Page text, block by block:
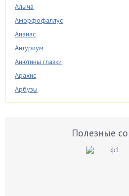
Алыча
Аморфофаллус
Ананас
Антуриум
Анютины глазки
Арахис
Арбузы
Аспарагус
Полезные